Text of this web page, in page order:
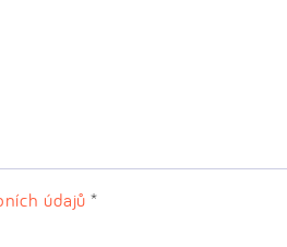
údajů *